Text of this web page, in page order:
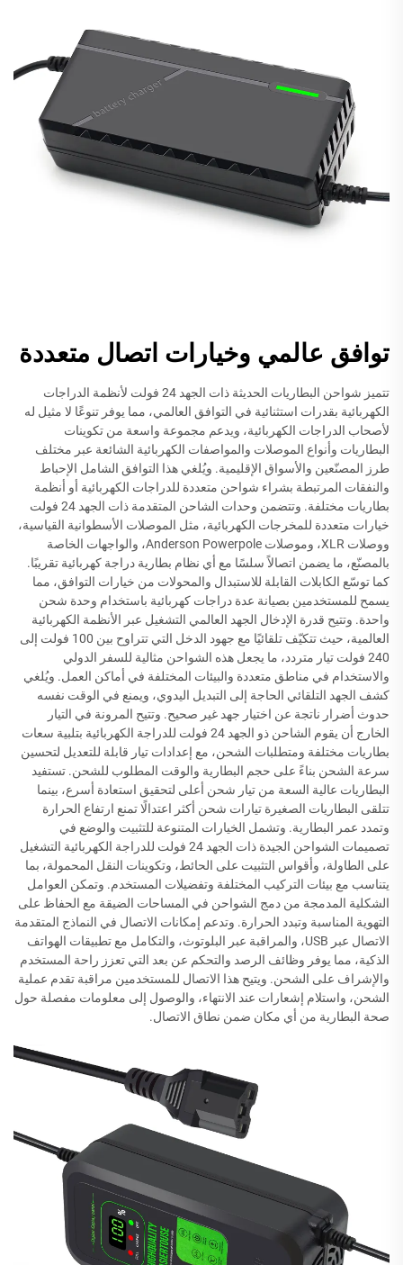
توافق عالمي وخيارات اتصال متعددة
تتميز شواحن البطاريات الحديثة ذات الجهد 24 فولت لأنظمة الدراجات
الكهربائية بقدرات استثنائية في التوافق العالمي، مما يوفر تنوعًا لا مثيل له
لأصحاب الدراجات الكهربائية، ويدعم مجموعة واسعة من تكوينات
البطاريات وأنواع الموصلات والمواصفات الكهربائية الشائعة عبر مختلف
طرز المصنّعين والأسواق الإقليمية. ويُلغي هذا التوافق الشامل الإحباط
والنفقات المرتبطة بشراء شواحن متعددة للدراجات الكهربائية أو أنظمة
بطاريات مختلفة. وتتضمن وحدات الشاحن المتقدمة ذات الجهد 24 فولت
خيارات متعددة للمخرجات الكهربائية، مثل الموصلات الأسطوانية القياسية،
ووصلات XLR، وموصلات Anderson Powerpole، والواجهات الخاصة
بالمصنّع، ما يضمن اتصالاً سلسًا مع أي نظام بطارية دراجة كهربائية تقريبًا.
كما توسّع الكابلات القابلة للاستبدال والمحولات من خيارات التوافق، مما
يسمح للمستخدمين بصيانة عدة دراجات كهربائية باستخدام وحدة شحن
واحدة. وتتيح قدرة الإدخال الجهد العالمي التشغيل عبر الأنظمة الكهربائية
العالمية، حيث تتكيّف تلقائيًا مع جهود الدخل التي تتراوح بين 100 فولت إلى
240 فولت تيار متردد، ما يجعل هذه الشواحن مثالية للسفر الدولي
والاستخدام في مناطق متعددة والبيئات المختلفة في أماكن العمل. ويُلغي
كشف الجهد التلقائي الحاجة إلى التبديل اليدوي، ويمنع في الوقت نفسه
حدوث أضرار ناتجة عن اختيار جهد غير صحيح. وتتيح المرونة في التيار
الخارج أن يقوم الشاحن ذو الجهد 24 فولت للدراجة الكهربائية بتلبية سعات
بطاريات مختلفة ومتطلبات الشحن، مع إعدادات تيار قابلة للتعديل لتحسين
سرعة الشحن بناءً على حجم البطارية والوقت المطلوب للشحن. تستفيد
البطاريات عالية السعة من تيار شحن أعلى لتحقيق استعادة أسرع، بينما
تتلقى البطاريات الصغيرة تيارات شحن أكثر اعتدالًا تمنع ارتفاع الحرارة
وتمدد عمر البطارية. وتشمل الخيارات المتنوعة للتثبيت والوضع في
تصميمات الشواحن الجيدة ذات الجهد 24 فولت للدراجة الكهربائية التشغيل
على الطاولة، وأقواس التثبيت على الحائط، وتكوينات النقل المحمولة، بما
يتناسب مع بيئات التركيب المختلفة وتفضيلات المستخدم. وتمكن العوامل
الشكلية المدمجة من دمج الشواحن في المساحات الضيقة مع الحفاظ على
التهوية المناسبة وتبدد الحرارة. وتدعم إمكانات الاتصال في النماذج المتقدمة
الاتصال عبر USB، والمراقبة عبر البلوتوث، والتكامل مع تطبيقات الهواتف
الذكية، مما يوفر وظائف الرصد والتحكم عن بعد التي تعزز راحة المستخدم
والإشراف على الشحن. ويتيح هذا الاتصال للمستخدمين مراقبة تقدم عملية
الشحن، واستلام إشعارات عند الانتهاء، والوصول إلى معلومات مفصلة حول
صحة البطارية من أي مكان ضمن نطاق الاتصال.